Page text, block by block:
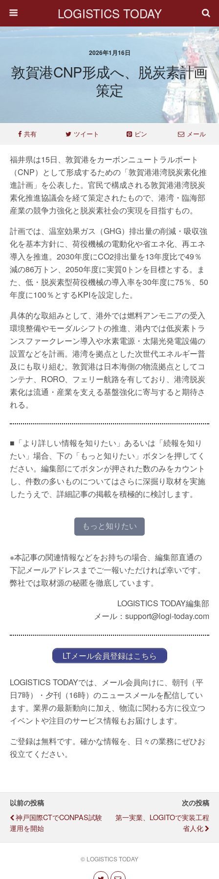
LOGISTICS TODAY
2026年1月16日
敦賀港CNP形成へ、脱炭素計画
策定
共有 ツイート ピン メール
福井県は15日、敦賀港をカーボンニュートラルポート
（CNP）として形成するための「敦賀港港湾脱炭素化推
進計画」を公表した。官民で構成される敦賀港港湾脱炭
素化推進協議会を経て策定されたもので、港湾・臨海部
産業の競争力強化と脱炭素社会の実現を目指すもの。
計画では、温室効果ガス（GHG）排出量の削減・吸収強
化を基本方針に、荷役機械の電動化や省エネ化、再エネ
導入を推進。2030年度にCO2排出量を13年度比で49％
減の86万トン、2050年度に実質0トンを目標とする。ま
た、低・脱炭素型荷役機械の導入率を30年度に75％、50
年度に100％とするKPIを設定した。
具体的な取組みとして、港外では燃料アンモニアの受入
環境整備やモーダルシフトの推進、港内では低炭素トラ
ンスファークレーン導入や水素電源・太陽光発電設備の
設置などを計画。港湾を拠点とした次世代エネルギー普
及にも取り組む。敦賀港は日本海側の物流拠点としてコ
ンテナ、RORO、フェリー航路を有しており、港湾脱炭
素化は流通・産業を支える基盤強化に寄与すると期待さ
れる。
■「より詳しい情報を知りたい」あるいは「続報を知り
たい」場合、下の「もっと知りたい」ボタンを押してく
ださい。編集部にてボタンが押された数のみをカウント
し、件数の多いものについてはさらに深掘り取材を実施
したうえで、詳細記事の掲載を積極的に検討します。
もっと知りたい
※本記事の関連情報などをお持ちの場合、編集部直通の
下記メールアドレスまでご一報いただければ幸いです。
弊社では取材源の秘匿を徹底しています。
LOGISTICS TODAY編集部
メール：support@logi-today.com
LTメール会員登録はこちら
LOGISTICS TODAYでは、メール会員向けに、朝刊（平
日7時）・夕刊（16時）のニュースメールを配信してい
ます。業界の最新動向に加え、物流に関わる方に役立つ
イベントや注目のサービス情報もお届けします。
ご登録は無料です。確かな情報を、日々の業務にぜひお
役立てください。
以前の投稿
神戸国際CTでCONPAS試験
運用を開始
次の投稿
第一実業、LOGITOで実装工程
省人化
© LOGISTICS TODAY